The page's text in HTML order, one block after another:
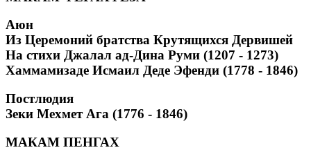
Аюн
Из Церемоний братства Крутящихся Дервишей
На стихи Джалал ад-Дина Руми (1207 - 1273)
Хаммамизаде Исмаил Деде Эфенди (1778 - 1846)
Постлюдия
Зеки Мехмет Ага (1776 - 1846)
МАКАМ ПЕНГАХ